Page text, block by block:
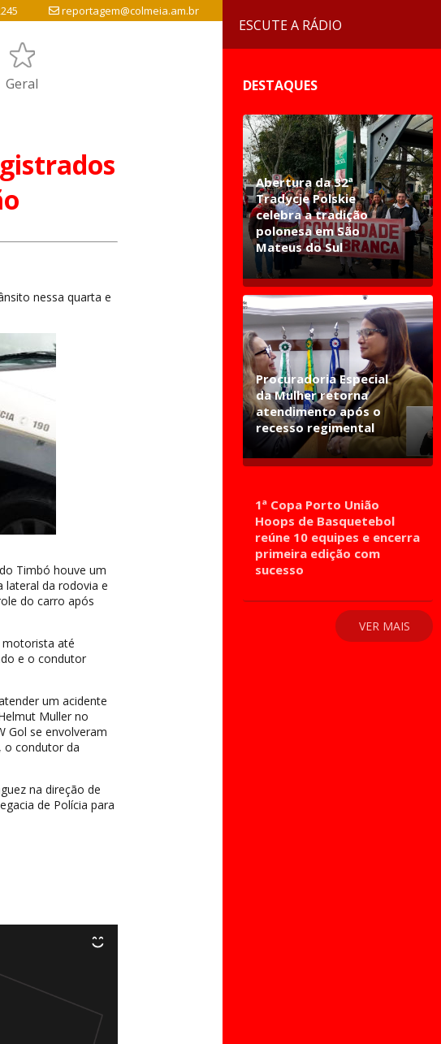
reportagem@colmeia.am.br
Geral
nessa quarta e
Timbó houve um
lateral da rodovia e
do carro após
motorista até
e o condutor
um acidente
Muller no
Gol se envolveram
o condutor da
na direção de
de Polícia para
ESCUTE A RÁDIO
DESTAQUES
Abertura da 32ª
Tradycje Polskie
celebra a tradição
polonesa em São
Mateus do Sul
Procuradoria Especial
da Mulher retorna
atendimento após o
recesso regimental
1ª Copa Porto União
Hoops de Basquetebol
reúne 10 equipes e encerra
primeira edição com
sucesso
VER MAIS